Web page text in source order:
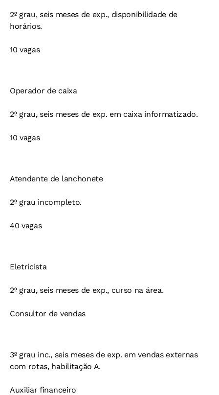
2º grau, seis meses de exp., disponibilidade de
horários.
10 vagas
Operador de caixa
2º grau, seis meses de exp. em caixa informatizado.
10 vagas
Atendente de lanchonete
2º grau incompleto.
40 vagas
Eletricista
2º grau, seis meses de exp., curso na área.
Consultor de vendas
3º grau inc., seis meses de exp. em vendas externas
com rotas, habilitação A.
Auxiliar financeiro